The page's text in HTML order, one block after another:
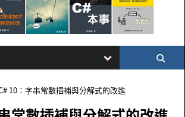
10：字串常數插補與分解式的改進